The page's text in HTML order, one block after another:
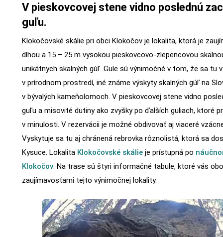
V pieskovcovej stene vidno poslednú
guľu.
Klokočovské skálie pri obci Klokočov je lokalita, ktorá je
dlhou a 15 – 25 m vysokou pieskovcovo-zlepencovou
unikátnych skalných gúľ. Gule sú výnimočné v tom, že sa tu
v prírodnom prostredí, iné známe výskyty skalných gúľ na
v bývalých kameňolomoch. V pieskovcovej stene vidno
guľu a misovité dutiny ako zvyšky po ďalších guliach, ktoré
v minulosti. V rezervácii je možné obdivovať aj viaceré
Vyskytuje sa tu aj chránená rebrovka rôznolistá, ktorá sa
Kysuce. Lokalita Klokočovské skálieje prístupná po
Klokočov. Na trase sú štyri informačné tabule, ktoré vás
zaujímavosťami tejto výnimočnej lokality.